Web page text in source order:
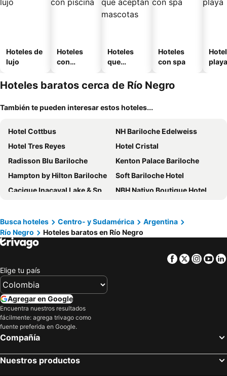
Hoteles de
lujo
Hoteles
con
Hoteles
que
mascotas
Hoteles
con spa
playa
Hoteles baratos cerca de Río Negro
También te pueden interesar estos hoteles...
Hotel Cottbus
NH Bariloche Edelweiss
Hotel Tres Reyes
Hotel Cristal
Radisson Blu Bariloche
Kenton Palace Bariloche
Hampton by Hilton Bariloche
Soft Bariloche Hotel
Cacique Inacayal Lake & Spa Hotel
NBH Nativo Boutique Hotel
Design Suites Bariloche
Alma Del Lago Suites & Spa
Huinid Pioneros Hotel
Hotel Plaza Bariloche
Villa Sofia Apart Hotel
Huinid Bustillo Hotel & Spa
Rochester Bariloche
Hotel Nordico
Apart Del Lago
NBH Premier Hotel
El Residencial B&B
Huella Andina
Aguila Mora Suites & Spa
Hosteria Ventus Patagonia
Busca hoteles Centro- y Sudamérica
Argentina
Río Negro
Hoteles baratos en Río Negro
Facebook
Twitter
Elige tu país
Agregar en Google
Encuentra nuestros resultados
fácilmente: agrega trivago como
fuente preferida en Google.
Compañía
Nuestros productos